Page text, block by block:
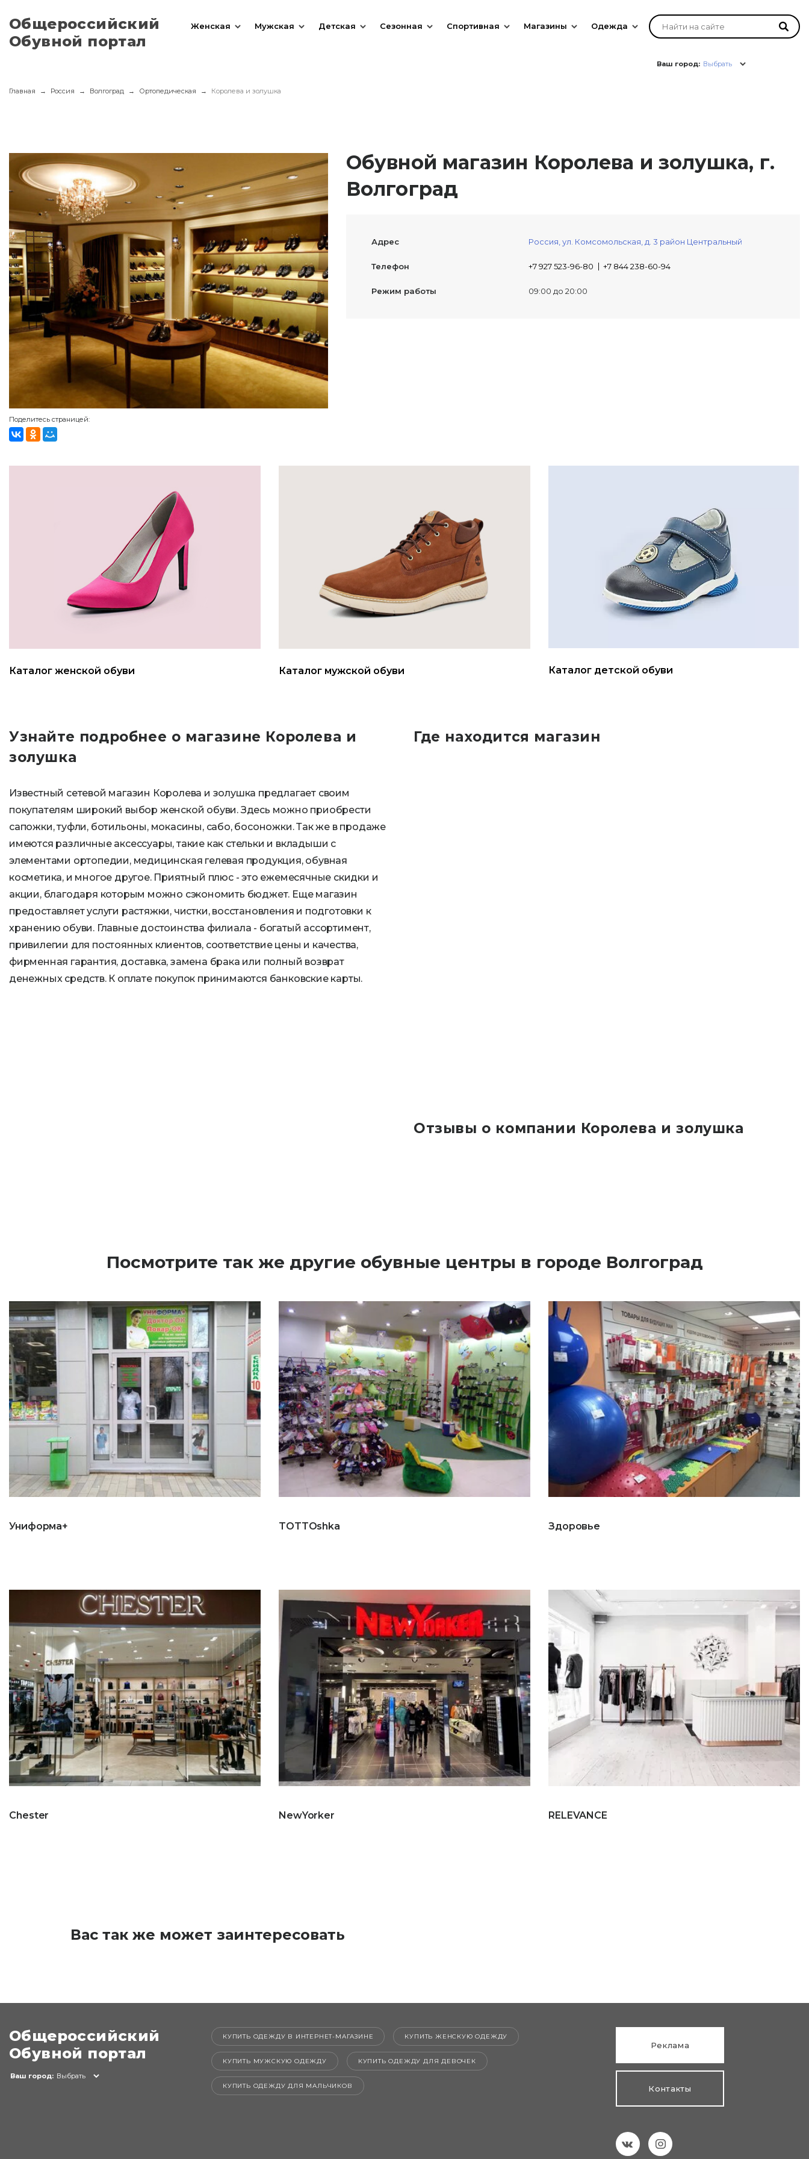
Общероссийский
Обувной портал
Женская Мужская Детская Сезонная Спортивная Магазины Одежда
Ваш город: Выбрать
Главная Россия Волгоград Ортопедическая Королева и золушка
Поделитесь страницей:
Обувной магазин Королева и золушка, г.
Волгоград
Адрес Россия, ул. Комсомольская, д. 3 район Центральный
Телефон +7 927 523-96-80 +7 844 238-60-94
Режим работы 09:00 до 20:00
Каталог женской обуви Каталог мужской обуви Каталог детской обуви
Узнайте подробнее о магазине Королева и
золушка
Известный сетевой магазин Королева и золушка предлагает своим
покупателям широкий выбор женской обуви. Здесь можно приобрести
сапожки, туфли, ботильоны, мокасины, сабо, босоножки. Так же в продаже
имеются различные аксессуары, такие как стельки и вкладыши с
элементами ортопедии, медицинская гелевая продукция, обувная
косметика, и многое другое. Приятный плюс - это ежемесячные скидки и
акции, благодаря которым можно сэкономить бюджет. Еще магазин
предоставляет услуги растяжки, чистки, восстановления и подготовки к
хранению обуви. Главные достоинства филиала - богатый ассортимент,
привилегии для постоянных клиентов, соответствие цены и качества,
фирменная гарантия, доставка, замена брака или полный возврат
денежных средств. К оплате покупок принимаются банковские карты.
Где находится магазин
Отзывы о компании Королева и золушка
Посмотрите так же другие обувные центры в городе Волгоград
Униформа+ TOTTOshka Здоровье
Chester NewYorker RELEVANCE
Вас так же может заинтересовать
Общероссийский
Обувной портал
Ваш город: Выбрать
КУПИТЬ ОДЕЖДУ В ИНТЕРНЕТ-МАГАЗИНЕ КУПИТЬ ЖЕНСКУЮ ОДЕЖДУ
КУПИТЬ МУЖСКУЮ ОДЕЖДУ КУПИТЬ ОДЕЖДУ ДЛЯ ДЕВОЧЕК
КУПИТЬ ОДЕЖДУ ДЛЯ МАЛЬЧИКОВ
Реклама
Контакты